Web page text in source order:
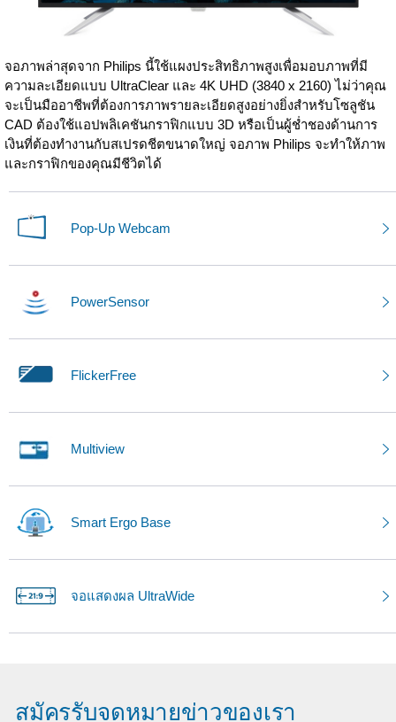
จอภาพล่าสุดจาก Philips นี้ใช้แผงประสิทธิภาพสูงเพื่อมอบภาพที่มี
ความละเอียดแบบ UltraClear และ 4K UHD (3840 x 2160) ไม่ว่าคุณ
จะเป็นมืออาชีพที่ต้องการภาพรายละเอียดสูงอย่างยิ่งสำหรับโซลูชัน
CAD ต้องใช้แอปพลิเคชันกราฟิกแบบ 3D หรือเป็นผู้ช่ำชองด้านการ
เงินที่ต้องทำงานกับสเปรดชีตขนาดใหญ่ จอภาพ Philips จะทำให้ภาพ
และกราฟิกของคุณมีชีวิตได้
Pop-Up Webcam
PowerSensor
FlickerFree
Multiview
Smart Ergo Base
จอแสดงผล UltraWide
สมัครรับจดหมายข่าวของเรา